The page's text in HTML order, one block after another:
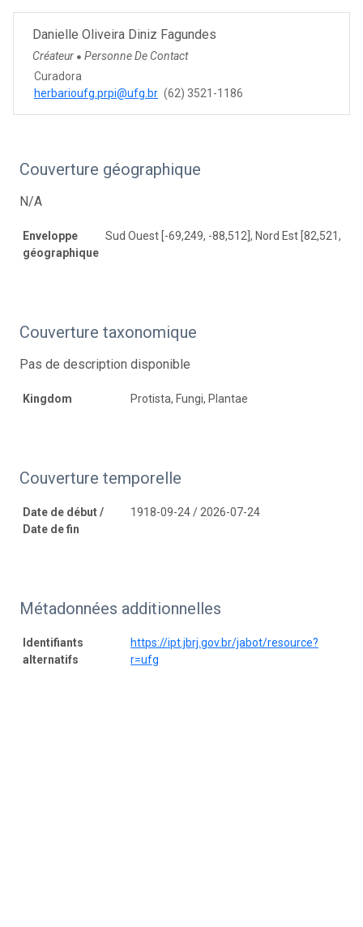
Danielle Oliveira Diniz Fagundes
Créateur ● Personne De Contact
Curadora
herbarioufg.prpi@ufg.br (62) 3521-1186
Couverture géographique
N/A
Enveloppe
géographique
Sud Ouest [-69,249, -88,512], Nord Est [82,521,
Couverture taxonomique
Pas de description disponible
Kingdom Protista, Fungi, Plantae
Couverture temporelle
Date de début /
Date de fin
1918-09-24 / 2026-07-24
Métadonnées additionnelles
Identifiants
alternatifs
https://ipt.jbrj.gov.br/jabot/resource?
r=ufg